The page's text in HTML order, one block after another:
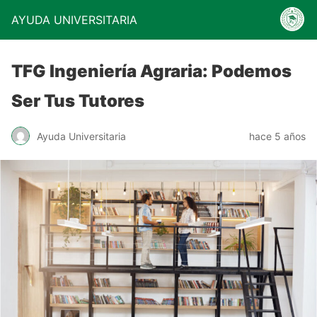
AYUDA UNIVERSITARIA
TFG Ingeniería Agraria: Podemos
Ser Tus Tutores
Ayuda Universitaria hace 5 años